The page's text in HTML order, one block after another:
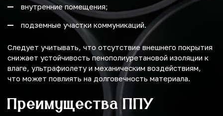
внутренние помещения;
подземные участки коммуникаций.
Следует учитывать, что отсутствие внешнего покрытия
снижает устойчивость пенополиуретановой изоляции к
влаге, ультрафиолету и механическим воздействиям,
что может повлиять на долговечность материала.
Преимущества ППУ